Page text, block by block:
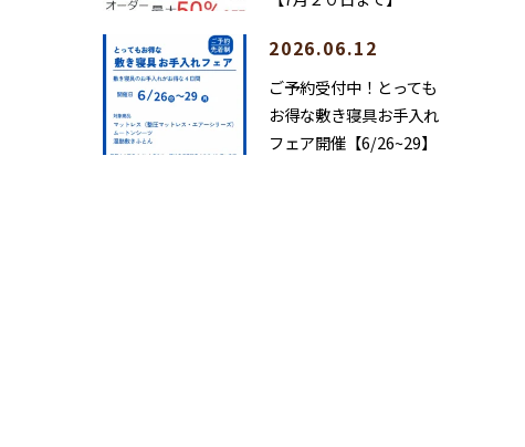
2026.06.12
ご予約受付中！とっても
お得な敷き寝具お手入れ
フェア開催【6/26~29】